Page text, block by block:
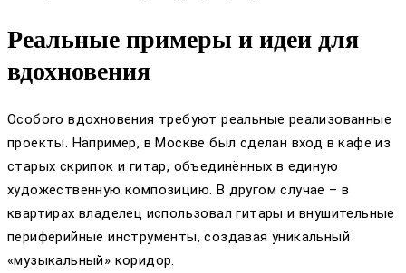
Реальные примеры и идеи для
вдохновения
Особого вдохновения требуют реальные реализованные
проекты. Например, в Москве был сделан вход в кафе из
старых скрипок и гитар, объединённых в единую
художественную композицию. В другом случае – в
квартирах владелец использовал гитары и внушительные
периферийные инструменты, создавая уникальный
«музыкальный» коридор.